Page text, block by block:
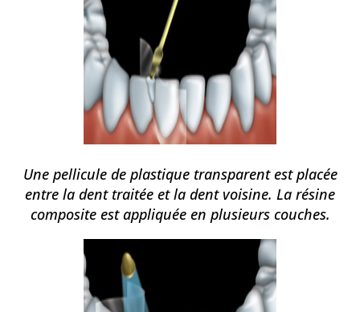
Une pellicule de plastique transparent est placée
entre la dent traitée et la dent voisine. La résine
composite est appliquée en plusieurs couches.